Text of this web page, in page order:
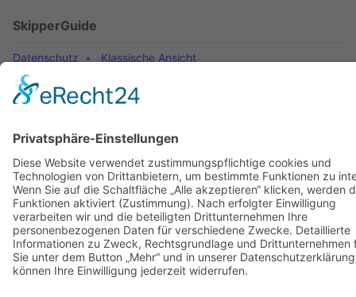
SkipperGuide
Datenschutz Klassische Ansicht